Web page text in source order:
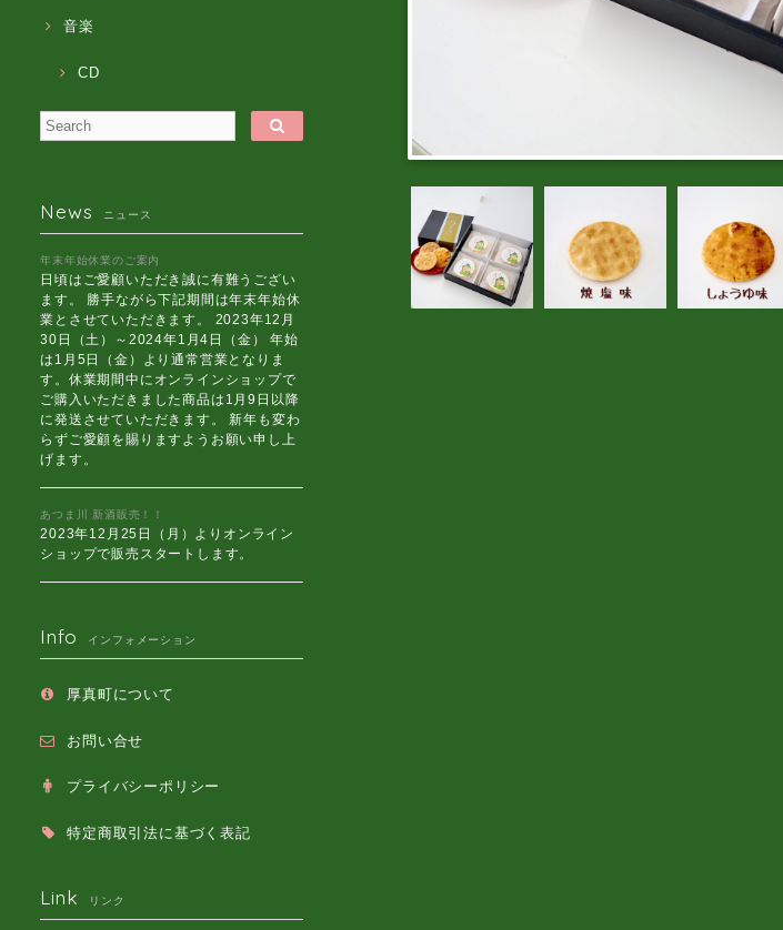
音楽
CD
News ニュース
年末年始休業のご案内
日頃はご愛顧いただき誠に有難うござい
ます。 勝手ながら下記期間は年末年始休
業とさせていただきます。 2023年12月
30日（土）～2024年1月4日（金） 年始
は1月5日（金）より通常営業となりま
す。休業期間中にオンラインショップで
ご購入いただきました商品は1月9日以降
に発送させていただきます。 新年も変わ
らずご愛顧を賜りますようお願い申し上
げます。
あつま川 新酒販売！！
2023年12月25日（月）よりオンライン
ショップで販売スタートします。
Info インフォメーション
厚真町について
お問い合せ
プライバシーポリシー
特定商取引法に基づく表記
Link リンク